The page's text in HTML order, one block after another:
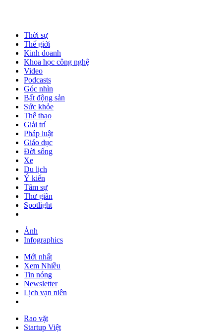
Thời sự
Thế giới
Kinh doanh
Khoa học công nghệ
Video
Podcasts
Góc nhìn
Bất động sản
Sức khỏe
Thể thao
Giải trí
Pháp luật
Giáo dục
Đời sống
Xe
Du lịch
Ý kiến
Tâm sự
Thư giãn
Spotlight
Ảnh
Infographics
Mới nhất
Xem Nhiều
Tin nóng
Newsletter
Lịch vạn niên
Rao vặt
Startup Việt